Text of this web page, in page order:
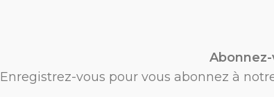
Enregistrez-vous pour vous abonnez à